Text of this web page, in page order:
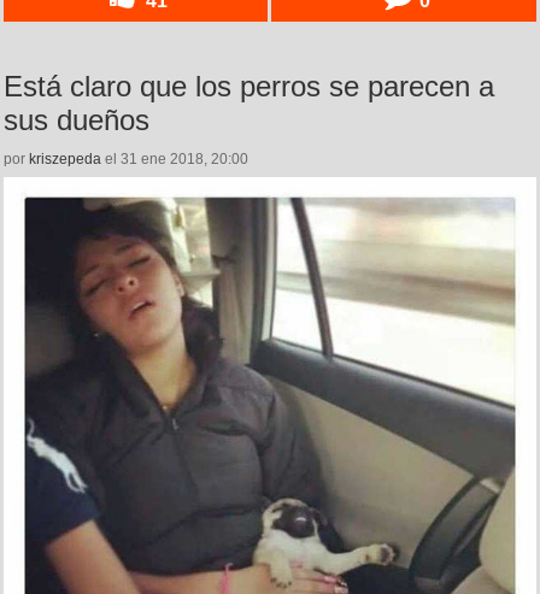
Está claro que los perros se parecen a
sus dueños
por kriszepeda el 31 ene 2018, 20:00